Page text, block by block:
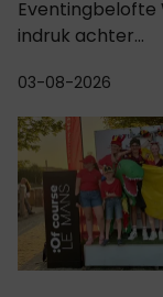
Eventingbelofte
indruk achter...
03-08-2026